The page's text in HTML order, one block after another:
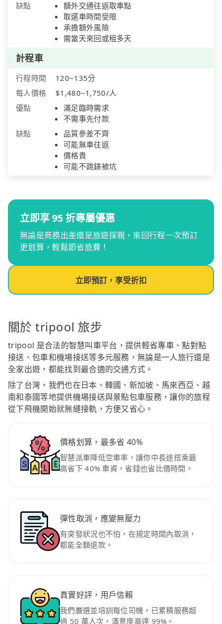
缺點
額外交通往返取車點
取還車時間受限
承擔額外風險
需當天來回或租多天
計程車
行程時間
120~135分
每人價格
$1,480~1,750/人
優點
滿足臨時需求
不需事先付款
缺點
品質參差不齊
可能無車往返
價格貴
可能不跳錶被坑
立即享 95 折專屬優惠
無論是商務出差還是旅遊探親，來回行程一次預訂
更划算，輕鬆節省旅費！
立即預訂，享受折扣
關於 tripool 旅步
tripool 是合法的智慧叫車平台，提供輕省專車、點對點
接送、包車和機場接送等多元服務，無論是一人旅行還是
全家出遊，都能找到最合適的交通方式。
除了台灣，我們也在日本、韓國、新加坡、馬來西亞、越
南和泰國等地提供機場接送與景點包車服務，讓你的旅程
從下飛機開始就無縫接軌，方便又省心。
價格划算，最多省 40%
智慧派車降低空車率，讓你中長途搭乘最
高省下 40% 車資，省錢也省比價時間。
彈性取消，應變無壓力
有突發狀況也不怕，在規定時間內取消，
都能全額退款。
真實好評，用戶信賴
我們嚴選並培訓每位司機，已累積服務超
過 50 萬人次，滿意度高達 99%。